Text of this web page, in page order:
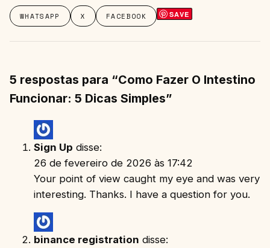
WHATSAPP X FACEBOOK SAVE
5 respostas para “Como Fazer O Intestino
Funcionar: 5 Dicas Simples”
Sign Up disse:
26 de fevereiro de 2026 às 17:42
Your point of view caught my eye and was very
interesting. Thanks. I have a question for you.
binance registration disse: